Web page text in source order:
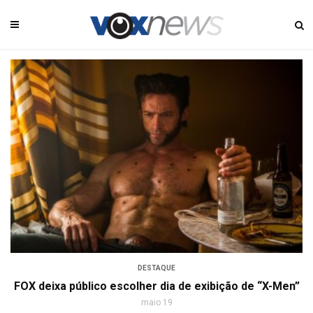
DESTAQUE
FOX deixa público escolher dia de exibição de “X-Men”
maio 19